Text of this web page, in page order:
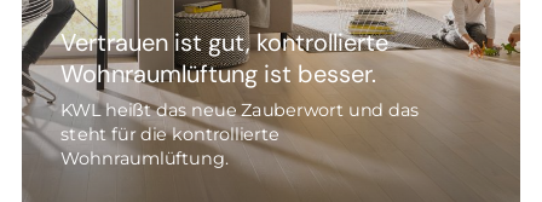
Vertrauen ist gut, kontrollierte
Wohnraumlüftung ist besser.
KWL heißt das neue Zauberwort und das
steht für die kontrollierte
Wohnraumlüftung.